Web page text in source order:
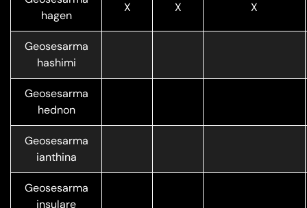
hagen
X X X
Geosesarma
hashimi
Geosesarma
hednon
Geosesarma
ianthina
Geosesarma
insulare